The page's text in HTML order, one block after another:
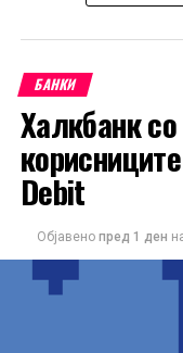
БАНКИ
Халкбанк
Debit
Објавено пред 1 ден